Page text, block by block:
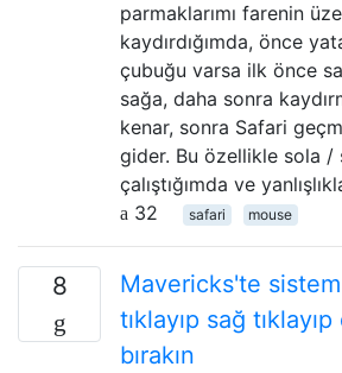
parmaklarımı farenin
kaydırdığımda, önce
çubuğu varsa ilk önce
sağa, daha sonra
kenar, sonra Safari
gider. Bu özellikle sola /
çalıştığımda ve
32
safari mouse
8
Mavericks'te
tıklayıp sağ tıklayıp
bırakın